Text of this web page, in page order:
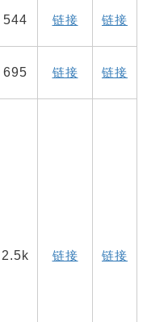
544 链接 链接
695 链接 链接
2.5k 链接 链接